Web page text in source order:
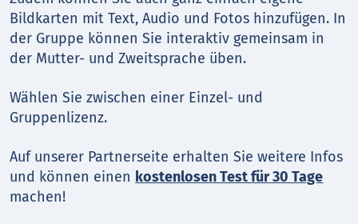
Bildkarten mit Text, Audio und Fotos hinzufügen. In
der Gruppe können Sie interaktiv gemeinsam in
der Mutter- und Zweitsprache üben.
Wählen Sie zwischen einer Einzel- und
Gruppenlizenz.
Auf unserer Partnerseite erhalten Sie weitere Infos
und können einen kostenlosen Test für 30 Tage
machen!